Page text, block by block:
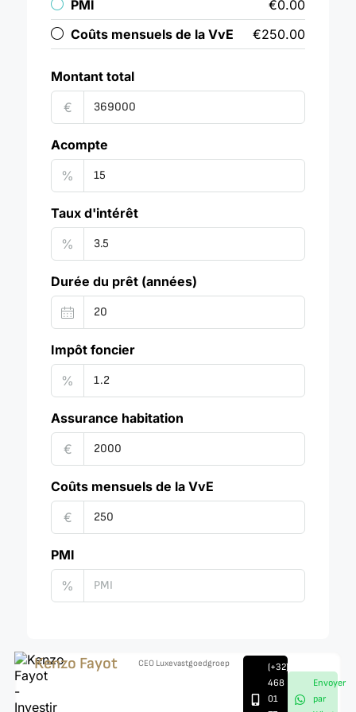
PMI
€0.00
Coûts mensuels de la VvE
€250.00
Montant total
€
Acompte
%
Taux d'intérêt
%
Durée du prêt (années)
Impôt foncier
%
Assurance habitation
€
Coûts mensuels de la VvE
€
PMI
%
Kenzo Fayot CEO Luxevastgoedgroep
(+32)
468
01
Envoyer
par
998 m²
VILLA, BUREAU,
RÉSIDENTIEL